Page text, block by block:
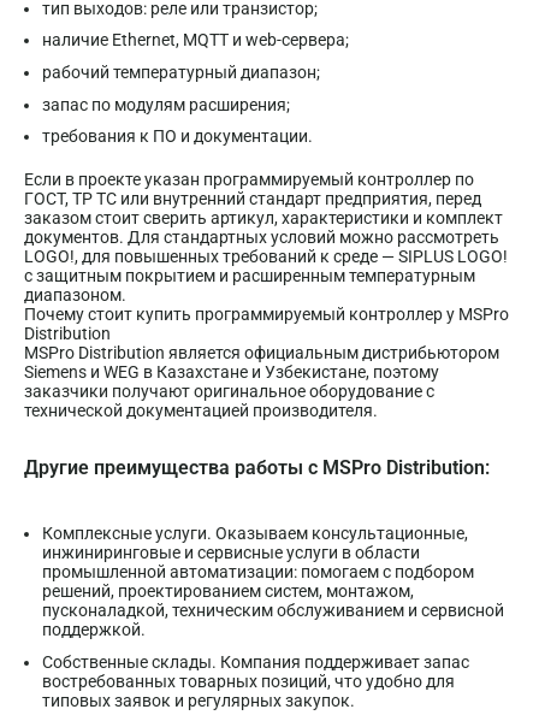
тип выходов: реле или транзистор;
наличие Ethernet, MQTT и web-сервера;
рабочий температурный диапазон;
запас по модулям расширения;
требования к ПО и документации.
Если в проекте указан программируемый контроллер по
ГОСТ, ТР ТС или внутренний стандарт предприятия, перед
заказом стоит сверить артикул, характеристики и комплект
документов. Для стандартных условий можно рассмотреть
LOGO!, для повышенных требований к среде — SIPLUS LOGO!
с защитным покрытием и расширенным температурным
диапазоном.
Почему стоит купить программируемый контроллер у MSPro
Distribution
MSPro Distribution является официальным дистрибьютором
Siemens и WEG в Казахстане и Узбекистане, поэтому
заказчики получают оригинальное оборудование с
технической документацией производителя.
Другие преимущества работы с MSPro Distribution:
Комплексные услуги. Оказываем консультационные,
инжиниринговые и сервисные услуги в области
промышленной автоматизации: помогаем с подбором
решений, проектированием систем, монтажом,
пусконаладкой, техническим обслуживанием и сервисной
поддержкой.
Собственные склады. Компания поддерживает запас
востребованных товарных позиций, что удобно для
типовых заявок и регулярных закупок.